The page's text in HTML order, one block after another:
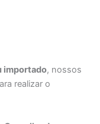
importado, nossos
realizar o